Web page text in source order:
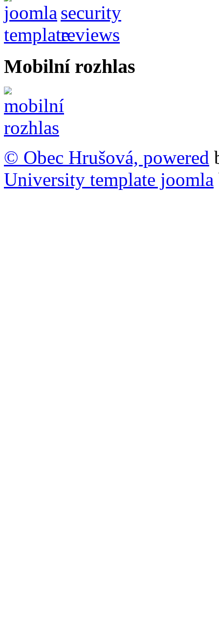
Mobilní rozhlas
© Obec Hrušová, powered
University template joomla